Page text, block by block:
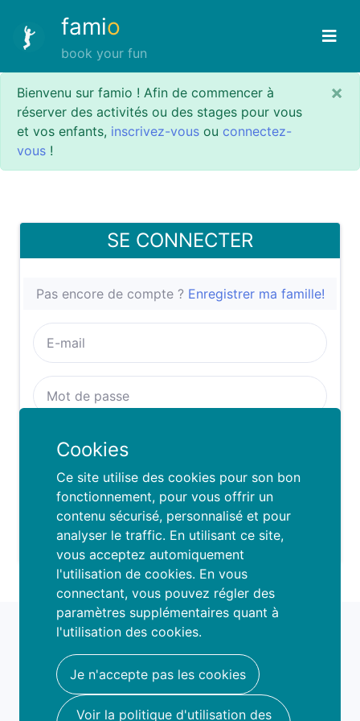
famio
book your fun
Cookies
Ce site utilise des cookies pour son bon
fonctionnement, pour vous offrir un
contenu sécurisé, personnalisé et pour
analyser le traffic. En utilisant ce site,
vous acceptez automiquement
l'utilisation de cookies. En vous
connectant, vous pouvez régler des
paramètres supplémentaires quant à
l'utilisation des cookies.
Je n'accepte pas les cookies
Voir la politique d'utilisation des
Bienvenu sur famio ! Afin de commencer à
réserver des activités ou des stages pour vous
et vos enfants, inscrivez-vous ou connectez-
vous !
×
SE CONNECTER
Pas encore de compte ? Enregistrer ma famille!
Se rappeller de moi :
SE CONNECTER
Mot de passe oublié ?
famio
hello@famio.be
A propos